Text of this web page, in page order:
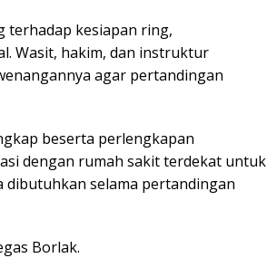
terhadap kesiapan ring,
Wasit, hakim, dan instruktur
agar pertandingan
beserta perlengkapan
dengan rumah sakit terdekat untuk
dibutuhkan selama pertandingan
Borlak.